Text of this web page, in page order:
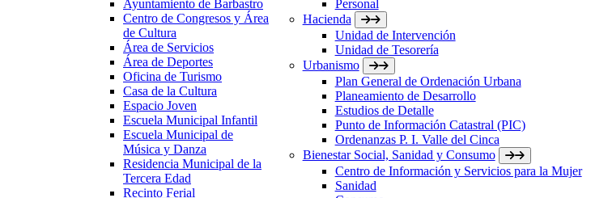
Ayuntamiento de Barbastro
Centro de Congresos y Área
de Cultura
Área de Servicios
Área de Deportes
Oficina de Turismo
Casa de la Cultura
Espacio Joven
Escuela Municipal Infantil
Escuela Municipal de
Música y Danza
Residencia Municipal de la
Tercera Edad
Recinto Ferial
Personal
Hacienda
Unidad de Intervención
Unidad de Tesorería
Urbanismo
Plan General de Ordenación Urbana
Planeamiento de Desarrollo
Estudios de Detalle
Punto de Información Catastral (PIC)
Ordenanzas P. I. Valle del Cinca
Bienestar Social, Sanidad y Consumo
Centro de Información y Servicios para la Mujer
Sanidad